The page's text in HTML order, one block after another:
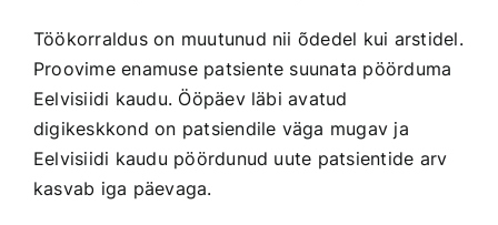
Töökorraldus on muutunud nii õdedel kui arstidel.
Proovime enamuse patsiente suunata pöörduma
Eelvisiidi kaudu. Ööpäev läbi avatud
digikeskkond on patsiendile väga mugav ja
Eelvisiidi kaudu pöördunud uute patsientide arv
kasvab iga päevaga.